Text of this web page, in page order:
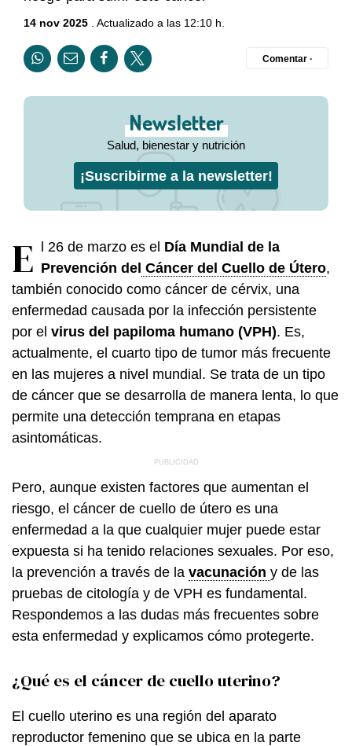
14 nov 2025 . Actualizado a las 12:10 h.
Comentar ·
Newsletter
Salud, bienestar y nutrición
¡Suscribirme a la newsletter!
E l 26 de marzo es el Día Mundial de la
Prevención del Cáncer del Cuello de Útero,
también conocido como cáncer de cérvix, una
enfermedad causada por la infección persistente
por el virus del papiloma humano (VPH). Es,
actualmente, el cuarto tipo de tumor más frecuente
en las mujeres a nivel mundial. Se trata de un tipo
de cáncer que se desarrolla de manera lenta, lo que
permite una detección temprana en etapas
asintomáticas.
Pero, aunque existen factores que aumentan el
riesgo, el cáncer de cuello de útero es una
enfermedad a la que cualquier mujer puede estar
expuesta si ha tenido relaciones sexuales. Por eso,
la prevención a través de la vacunación y de las
pruebas de citología y de VPH es fundamental.
Respondemos a las dudas más frecuentes sobre
esta enfermedad y explicamos cómo protegerte.
¿Qué es el cáncer de cuello uterino?
El cuello uterino es una región del aparato
reproductor femenino que se ubica en la parte